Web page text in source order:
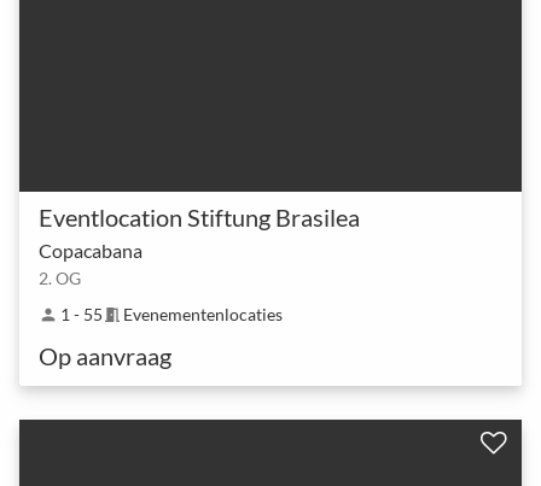
Eventlocation Stiftung Brasilea
Copacabana
2. OG
person 1 - 55 meeting_room Evenementenlocaties
Op aanvraag